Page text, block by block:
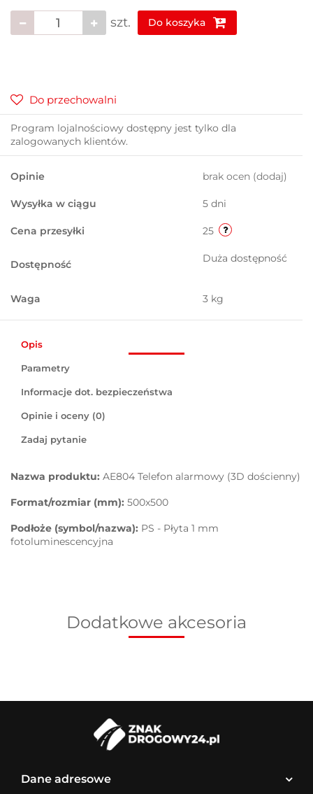
szt. Do koszyka
Do przechowalni
Program lojalnościowy dostępny jest tylko dla
zalogowanych klientów.
Opinie brak ocen (dodaj)
Wysyłka w ciągu 5 dni
Cena przesyłki 25
Dostępność Duża dostępność
Waga 3 kg
Opis
Parametry
Informacje dot. bezpieczeństwa
Opinie i oceny (0)
Zadaj pytanie
Nazwa produktu: AE804 Telefon alarmowy (3D dościenny)
Format/rozmiar (mm): 500x500
Podłoże (symbol/nazwa): PS - Płyta 1 mm
fotoluminescencyjna
Dodatkowe akcesoria
Dane adresowe